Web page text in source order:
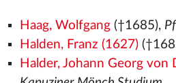
Haag, Wolfgang(†1685),
Halden, Franz (1627)
Halder, Johann Georg von